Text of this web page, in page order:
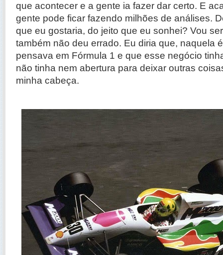
que acontecer e a gente ia fazer dar certo. E
gente pode ficar fazendo milhões de análises.
que eu gostaria, do jeito que eu sonhei? Vou
também não deu errado. Eu diria que, naquela
pensava em Fórmula 1 e que esse negócio
não tinha nem abertura para deixar outras
minha cabeça.